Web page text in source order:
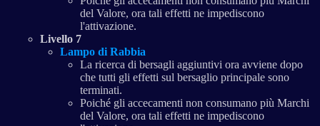
del Valore, ora tali effetti ne impediscono
l'attivazione.
Livello 7
Lampo di Rabbia
La ricerca di bersagli aggiuntivi ora avviene dopo
che tutti gli effetti sul bersaglio principale sono
terminati.
Poiché gli accecamenti non consumano più Marchi
del Valore, ora tali effetti ne impediscono